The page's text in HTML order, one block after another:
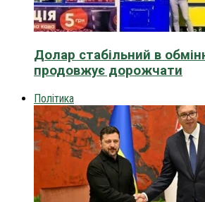
Долар стабільний в
продовжує дорожчати
Політика